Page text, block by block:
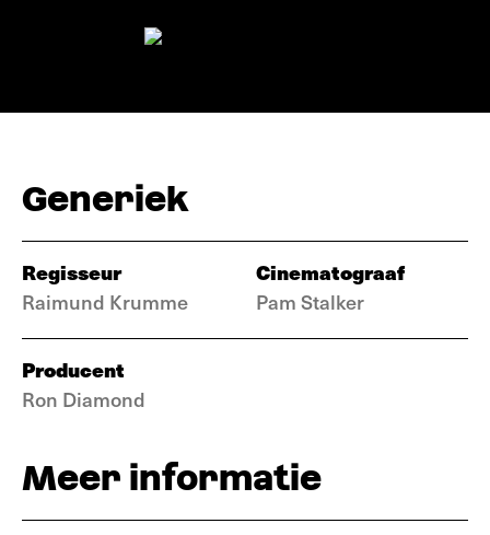
Generiek
Regisseur
Raimund Krumme
Cinematograaf
Pam Stalker
Producent
Ron Diamond
Meer informatie